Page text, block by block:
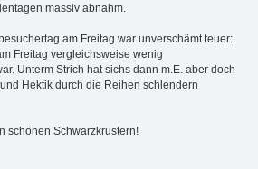
massiv abnahm.
am Freitag war unverschämt teuer:
Freitag vergleichsweise wenig
Unterm Strich hat sichs dann m.E. aber doch
Hektik durch die Reihen schlendern
schönen Schwarzkrustern!